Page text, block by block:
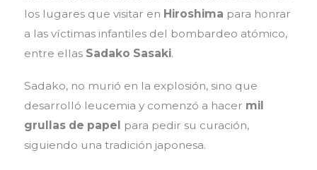
los lugares que visitar en Hiroshima para honrar
a las víctimas infantiles del bombardeo atómico,
entre ellas Sadako Sasaki.
Sadako, no murió en la explosión, sino que
desarrolló leucemia y comenzó a hacer mil
grullas de papel para pedir su curación,
siguiendo una tradición japonesa.